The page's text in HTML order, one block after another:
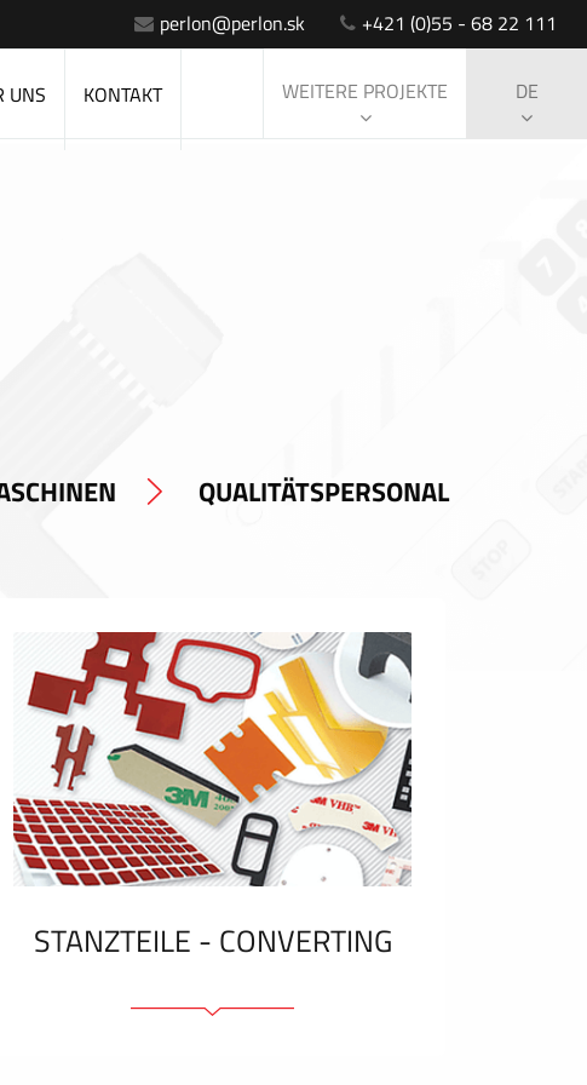
perlon@perlon.sk +421 (0)55 - 68 22 111
UNS KONTAKT WEITERE PROJEKTE DE
QUALITÄTSPERSONAL
STANZTEILE - CONVERTING